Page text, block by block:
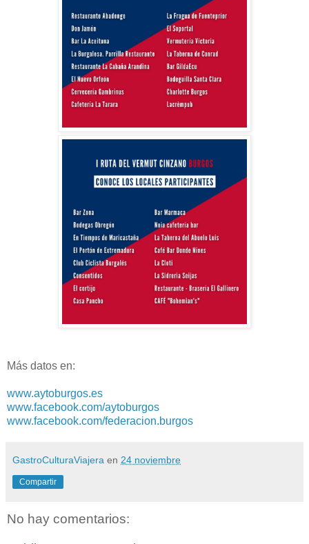
Más datos en:
www.aytoburgos.es
www.facebook.com/aytoburgos
www.facebook.com/federacion.burgos
GastroCulturaViajera en 24 noviembre
Compartir
No hay comentarios: